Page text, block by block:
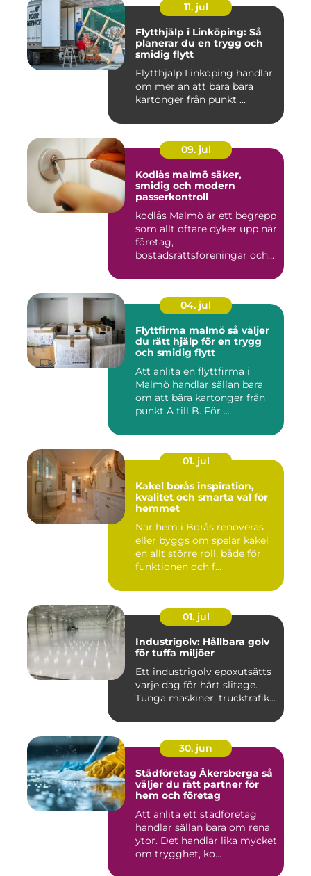
11. jul
Flytthjälp i Linköping: Så
planerar du en trygg och
smidig flytt
Flytthjälp Linköping handlar
om mer än att bara bära
kartonger från punkt ...
09. jul
Kodlås malmö säker,
smidig och modern
passerkontroll
kodlås Malmö är ett begrepp
som allt oftare dyker upp när
företag,
bostadsrättsföreningar och
04. jul
Flyttfirma malmö så väljer
du rätt hjälp för en trygg
och smidig flytt
Att anlita en flyttfirma i
Malmö handlar sällan bara
om att bära kartonger från
punkt A till B. För ...
01. jul
Kakel borås inspiration,
kvalitet och smarta val för
hemmet
När hem i Borås renoveras
eller byggs om spelar kakel
en allt större roll, både för
funktionen och f...
01. jul
Industrigolv: Hållbara golv
för tuffa miljöer
Ett industrigolv epoxutsätts
varje dag för hårt slitage.
Tunga maskiner, trucktrafik...
30. jun
Städföretag Åkersberga så
väljer du rätt partner för
hem och företag
Att anlita ett städföretag
handlar sällan bara om rena
ytor. Det handlar lika mycket
om trygghet, ko...